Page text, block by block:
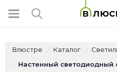
Влюстре / Каталог /
/
Настенный светодиодный